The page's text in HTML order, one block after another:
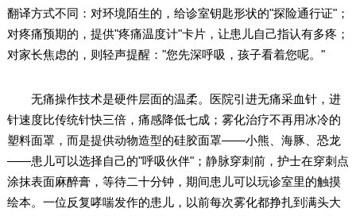
翻译方式不同：对环境陌生的，给诊室钥匙形状的"探险通行证"；
对疼痛预期的，提供"疼痛温度计"卡片，让患儿自己指认有多疼；
对家长焦虑的，则轻声提醒："您先深呼吸，孩子看着您呢。"
无痛操作技术是硬件层面的温柔。医院引进无痛采血针，进
针速度比传统针快三倍，痛感降低七成；雾化治疗不再用冰冷的
塑料面罩，而是提供动物造型的硅胶面罩——小熊、海豚、恐龙
——患儿可以选择自己的"呼吸伙伴"；静脉穿刺前，护士在穿刺点
涂抹表面麻醉膏，等待二十分钟，期间患儿可以玩诊室里的触摸
绘本。一位反复哮喘发作的患儿，以前每次雾化都挣扎到满头大